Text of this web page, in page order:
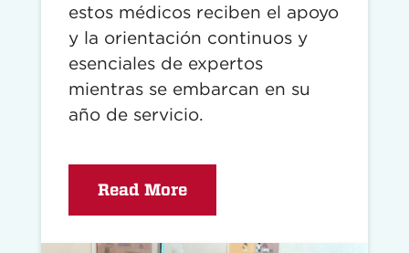
estos médicos reciben el apoyo
y la orientación continuos y
esenciales de expertos
mientras se embarcan en su
año de servicio.
Read More